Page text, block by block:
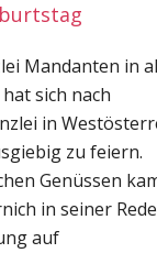
Mandanten in
sich nach
in
zu feiern.
Genüssen
in seiner
auf